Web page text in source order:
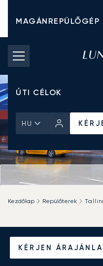
MAGÁNREPÜLŐGÉP
CHARTER ÁRAK
ÚTI CÉLOK
HU
KÉRJEN
Kezdőlap Repülőterek
Tallinni